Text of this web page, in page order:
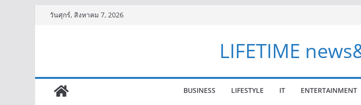
วันศุกร์, สิงหาคม 7, 2026
LIFETIME
BUSINESS LIFESTYLE IT ENTERTAINMENT